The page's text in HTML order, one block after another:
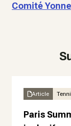
Comité Yonne
Article
Paris